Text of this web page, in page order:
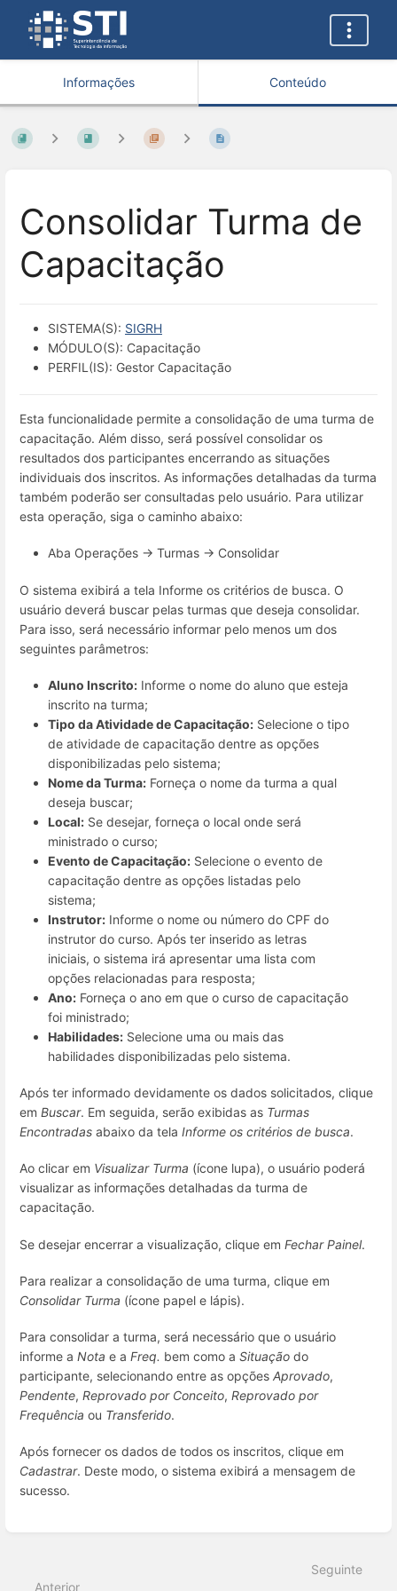
Informações Conteúdo
Consolidar Turma de
Capacitação
SISTEMA(S): SIGRH
MÓDULO(S): Capacitação
PERFIL(IS): Gestor Capacitação
Esta funcionalidade permite a consolidação de uma turma de
capacitação. Além disso, será possível consolidar os
resultados dos participantes encerrando as situações
individuais dos inscritos. As informações detalhadas da turma
também poderão ser consultadas pelo usuário. Para utilizar
esta operação, siga o caminho abaixo:
Aba Operações → Turmas → Consolidar
O sistema exibirá a tela Informe os critérios de busca. O
usuário deverá buscar pelas turmas que deseja consolidar.
Para isso, será necessário informar pelo menos um dos
seguintes parâmetros:
Aluno Inscrito: Informe o nome do aluno que esteja
inscrito na turma;
Tipo da Atividade de Capacitação: Selecione o tipo
de atividade de capacitação dentre as opções
disponibilizadas pelo sistema;
Nome da Turma: Forneça o nome da turma a qual
deseja buscar;
Local: Se desejar, forneça o local onde será
ministrado o curso;
Evento de Capacitação: Selecione o evento de
capacitação dentre as opções listadas pelo
sistema;
Instrutor: Informe o nome ou número do CPF do
instrutor do curso. Após ter inserido as letras
iniciais, o sistema irá apresentar uma lista com
opções relacionadas para resposta;
Ano: Forneça o ano em que o curso de capacitação
foi ministrado;
Habilidades: Selecione uma ou mais das
habilidades disponibilizadas pelo sistema.
Após ter informado devidamente os dados solicitados, clique
em Buscar. Em seguida, serão exibidas as Turmas
Encontradas abaixo da tela Informe os critérios de busca.
Ao clicar em Visualizar Turma (ícone lupa), o usuário poderá
visualizar as informações detalhadas da turma de
capacitação.
Se desejar encerrar a visualização, clique em Fechar Painel.
Para realizar a consolidação de uma turma, clique em
Consolidar Turma (ícone papel e lápis).
Para consolidar a turma, será necessário que o usuário
informe a Nota e a Freq. bem como a Situação do
participante, selecionando entre as opções Aprovado,
Pendente, Reprovado por Conceito, Reprovado por
Frequência ou Transferido.
Após fornecer os dados de todos os inscritos, clique em
Cadastrar. Deste modo, o sistema exibirá a mensagem de
sucesso.
seleção
Anterior
Seguinte